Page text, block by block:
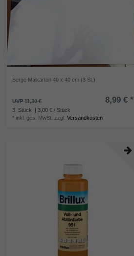
Berge Malkarton 40 x 40 cm (3 St.)
UVP 11,30 € 8,99 € *
3 Stück
| 3,00 € / Stück
* inkl. ges. MwSt. zzgl.Versandkosten